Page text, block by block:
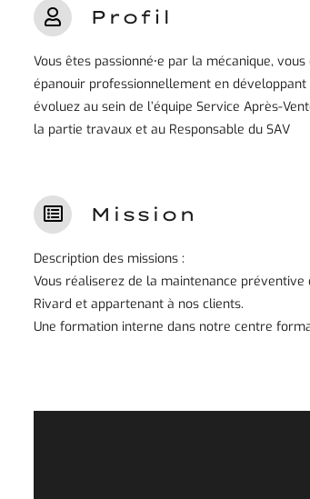
Profil
Vous êtes passionné⸱e par la mécanique,
épanouir professionnellement en
évoluez au sein de l’équipe Service Après-
la partie travaux et au Responsable du SAV
Mission
Description des missions :
Vous réaliserez de la maintenance
Rivard et appartenant à nos clients.
Une formation interne dans notre centre